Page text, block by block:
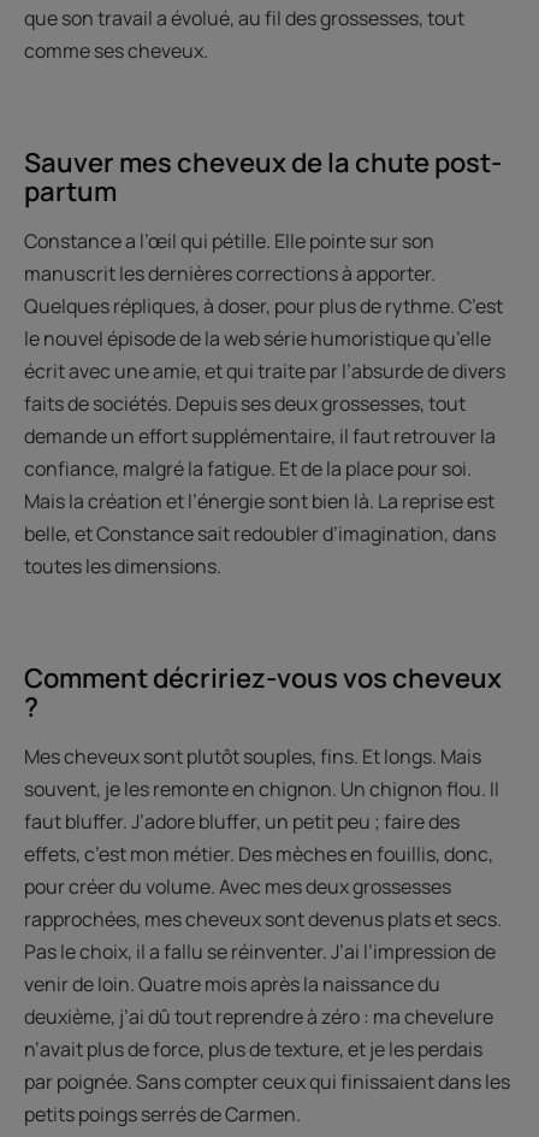
que son travail a évolué, au fil des grossesses, tout
comme ses cheveux.
Sauver mes cheveux de la chute post-
partum
Constance a l’œil qui pétille. Elle pointe sur son
manuscrit les dernières corrections à apporter.
Quelques répliques, à doser, pour plus de rythme. C’est
le nouvel épisode de la web série humoristique qu’elle
écrit avec une amie, et qui traite par l’absurde de divers
faits de sociétés. Depuis ses deux grossesses, tout
demande un effort supplémentaire, il faut retrouver la
confiance, malgré la fatigue. Et de la place pour soi.
Mais la création et l’énergie sont bien là. La reprise est
belle, et Constance sait redoubler d’imagination, dans
toutes les dimensions.
Comment décririez-vous vos cheveux
?
Mes cheveux sont plutôt souples, fins. Et longs. Mais
souvent, je les remonte en chignon. Un chignon flou. Il
faut bluffer. J’adore bluffer, un petit peu ; faire des
effets, c’est mon métier. Des mèches en fouillis, donc,
pour créer du volume. Avec mes deux grossesses
rapprochées, mes cheveux sont devenus plats et secs.
Pas le choix, il a fallu se réinventer. J’ai l’impression de
venir de loin. Quatre mois après la naissance du
deuxième, j’ai dû tout reprendre à zéro : ma chevelure
n’avait plus de force, plus de texture, et je les perdais
par poignée. Sans compter ceux qui finissaient dans les
petits poings serrés de Carmen.